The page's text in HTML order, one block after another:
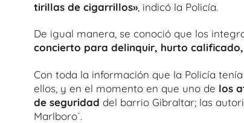
tirillas de cigarrillos» , indicó la Policía.
De igual manera, se conoció que los
concierto para delinquir, hurto
Con toda la información que la Policía
ellos, y en el momento en que uno de los
de seguridad del barrio Gibraltar; las
Marlboro´.